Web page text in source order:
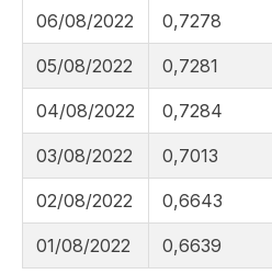
06/08/2022 0,7278
05/08/2022 0,7281
04/08/2022 0,7284
03/08/2022 0,7013
02/08/2022 0,6643
01/08/2022 0,6639